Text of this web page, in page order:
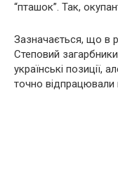
“пташок”. Так,
Зазначається, що в
Степовий
українські позиції,
точно відпрацювали